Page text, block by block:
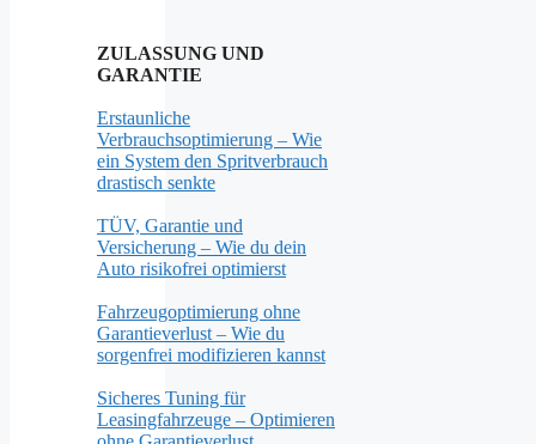
ZULASSUNG UND
GARANTIE
Erstaunliche
Verbrauchsoptimierung – Wie
ein System den Spritverbrauch
drastisch senkte
TÜV, Garantie und
Versicherung – Wie du dein
Auto risikofrei optimierst
Fahrzeugoptimierung ohne
Garantieverlust – Wie du
sorgenfrei modifizieren kannst
Sicheres Tuning für
Leasingfahrzeuge – Optimieren